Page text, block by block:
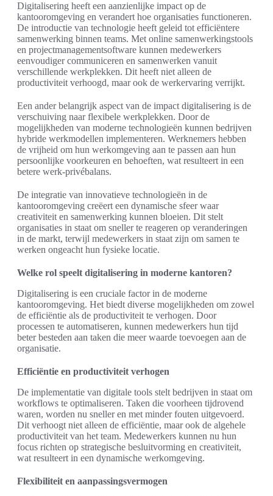
Digitalisering heeft een aanzienlijke impact op de
kantooromgeving en verandert hoe organisaties functioneren.
De introductie van technologie heeft geleid tot efficiëntere
samenwerking binnen teams. Met online samenwerkingstools
en projectmanagementsoftware kunnen medewerkers
eenvoudiger communiceren en samenwerken vanuit
verschillende werkplekken. Dit heeft niet alleen de
productiviteit verhoogd, maar ook de werkervaring verrijkt.
Een ander belangrijk aspect van de impact digitalisering is de
verschuiving naar flexibele werkplekken. Door de
mogelijkheden van moderne technologieën kunnen bedrijven
hybride werkmodellen implementeren. Werknemers hebben
de vrijheid om hun werkomgeving aan te passen aan hun
persoonlijke voorkeuren en behoeften, wat resulteert in een
betere werk-privébalans.
De integratie van innovatieve technologieën in de
kantooromgeving creëert een dynamische sfeer waar
creativiteit en samenwerking kunnen bloeien. Dit stelt
organisaties in staat om sneller te reageren op veranderingen
in de markt, terwijl medewerkers in staat zijn om samen te
werken ongeacht hun fysieke locatie.
Welke rol speelt digitalisering in moderne kantoren?
Digitalisering is een cruciale factor in de moderne
kantooromgeving. Het biedt diverse mogelijkheden om zowel
de efficiëntie als de productiviteit te verhogen. Door
processen te automatiseren, kunnen medewerkers hun tijd
beter besteden aan taken die meer waarde toevoegen aan de
organisatie.
Efficiëntie en productiviteit verhogen
De implementatie van digitale tools stelt bedrijven in staat om
workflows te optimaliseren. Taken die voorheen tijdrovend
waren, worden nu sneller en met minder fouten uitgevoerd.
Dit verhoogt niet alleen de efficiëntie, maar ook de algehele
productiviteit van het team. Medewerkers kunnen nu hun
focus richten op strategische besluitvorming en creativiteit,
wat resulteert in een dynamische werkomgeving.
Flexibiliteit en aanpassingsvermogen